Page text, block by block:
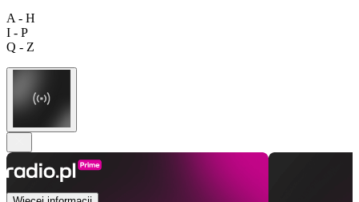
A - H
I - P
Q - Z